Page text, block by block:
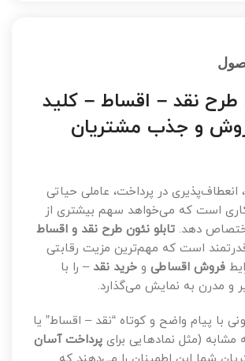
طرح نقد – اقساط – کلید
و جذب مشتریان
انعطاف‌پذیری در پرداخت، عاملی حیاتی
است که می‌خواهد سهم بیشتری از
اختصاص دهد. تابلو نئون طرح نقد و اقساط
است که مهم‌ترین مزیت رقابتی
فروش اقساطی و خرید نقد – را با
و مدرن به نمایش می‌گذارد.
با پیام واضح و کوتاه “نقد – اقساط” یا
مشابه (مثل نمادهایی برای پرداخت آسان